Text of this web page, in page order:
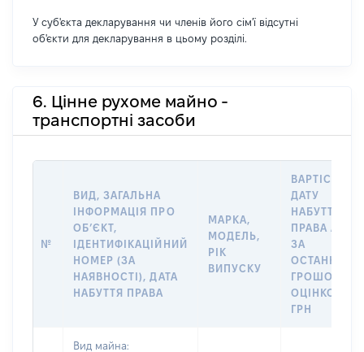
У суб'єкта декларування чи членів його сім'ї відсутні
об'єкти для декларування в цьому розділі.
6. Цінне рухоме майно -
транспортні засоби
№
ВИД, ЗАГАЛЬНА
ІНФОРМАЦІЯ ПРО
ОБʼЄКТ,
ІДЕНТИФІКАЦІЙНИЙ
НОМЕР (ЗА
НАЯВНОСТІ), ДАТА
НАБУТТЯ ПРАВА
МАРКА,
МОДЕЛЬ,
РІК
ВИПУСКУ
ВАРТІСТЬ НА
ДАТУ
НАБУТТЯ
ПРАВА АБО
ЗА
ГРОШОВОЮ
ОЦІНКОЮ,
ГРН
Вид майна: